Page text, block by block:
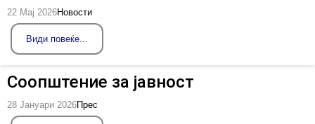
22 Мај 2026Новости
Види повеќе...
Соопштение за јавност
28 Јануари 2026Прес